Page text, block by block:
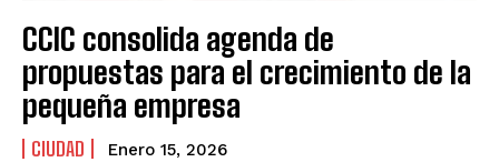
CCIC consolida agenda de
propuestas para el crecimiento de la
pequeña empresa
CIUDAD Enero 15, 2026